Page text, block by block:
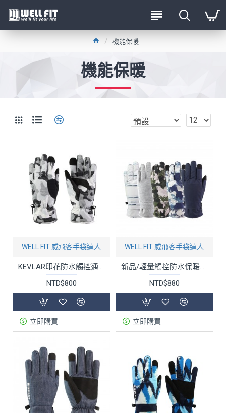
機能保暖
機能保暖
WELL FIT 威飛客手袋達人
KEVLAR印花防水觸控通勤手套-東京灰/灰黑城市幾何
NTD$800
立即購買
WELL FIT 威飛客手袋達人
新品/輕量觸控防水保暖手套 - 五色
NTD$880
立即購買